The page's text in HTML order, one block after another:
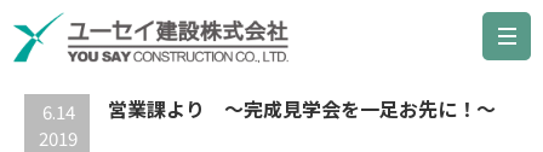
最新の記事
6.14
2019
営業課より ～完成見学会を一足お先に！～